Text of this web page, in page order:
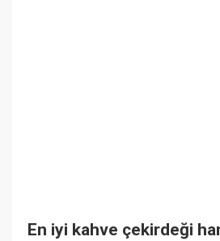
En iyi kahve çekirdeği